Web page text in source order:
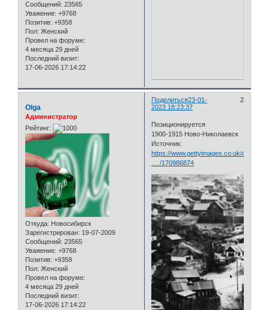
Сообщений: 23565
Уважение: +9768
Позитив: +9358
Пол: Женский
Провел на форуме:
4 месяца 29 дней
Последний визит:
17-06-2026 17:14:22
Поделиться 2
23-01-
2023 18:23:37
Olga
Администратор
Рейтинг:
Откуда: Новосибирск
Зарегистрирован: 19-07-2009
Сообщений: 23565
Уважение: +9768
Позитив: +9358
Пол: Женский
Провел на форуме:
4 месяца 29 дней
Последний визит:
17-06-2026 17:14:22
Позиционируется
1900-1915 Ново-Николаевск
Источник:
https://www.gettyimages.co.uk/detail/ne
… /170986874